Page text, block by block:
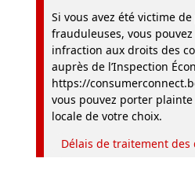
Si vous avez été victime
frauduleuses, vous
infraction aux droits des
auprès de l’Inspection
https://
vous pouvez porter
locale de votre choix.
Délais de traitement des